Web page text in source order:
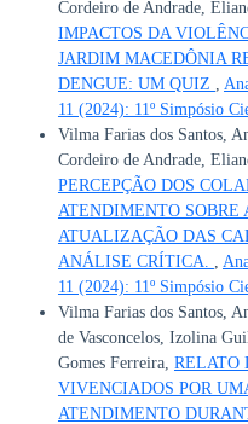
Cordeiro de Andrade,
IMPACTOS DA
JARDIM MACEDÔNIA
DENGUE: UM QUIZ
11 (2024): 11º Simpósio
Vilma Farias dos Santos,
Cordeiro de Andrade,
PERCEPÇÃO DOS
ATENDIMENTO SOBRE
ATUALIZAÇÃO DAS
ANÁLISE CRÍTICA.
11 (2024): 11º Simpósio
Vilma Farias dos Santos,
de Vasconcelos, Izolina
Gomes Ferreira, RELATO
VIVENCIADOS POR
ATENDIMENTO